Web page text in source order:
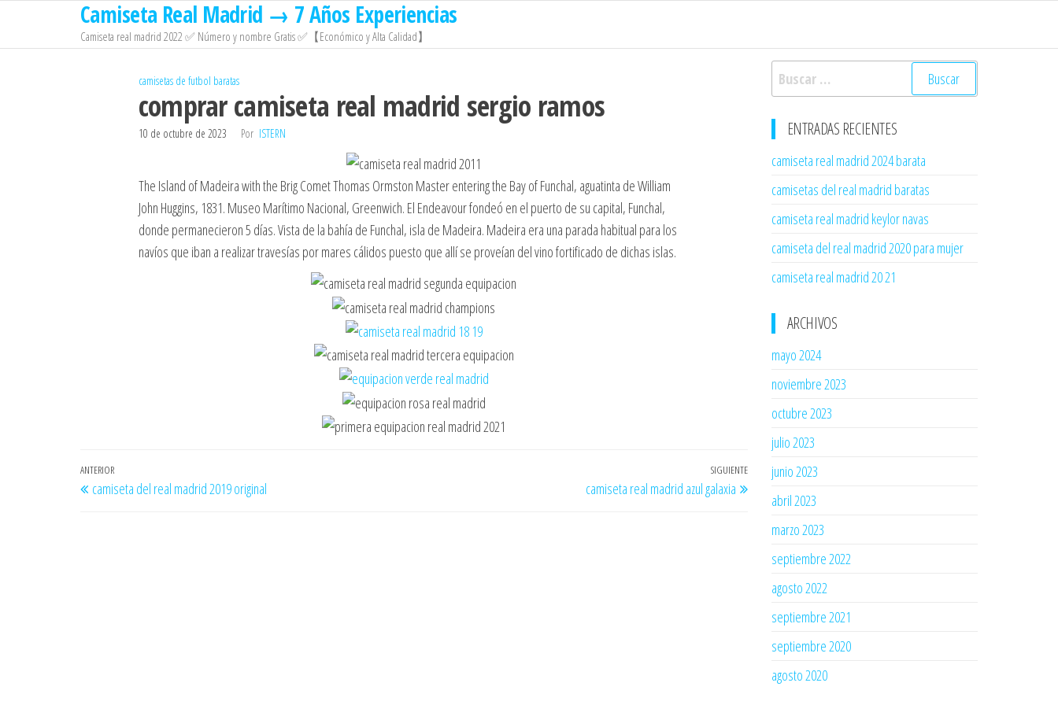
contenido
Camiseta Real Madrid → 7 Años Experiencias
Camiseta real madrid 2022 ✅ Número y nombre Gratis ✅【Económico y Alta Calidad】
camisetas de futbol baratas
comprar camiseta real madrid sergio ramos
10 de octubre de 2023 Por ISTERN
The Island of Madeira with the Brig Comet Thomas Ormston Master entering the Bay of Funchal, aguatinta de William
John Huggins, 1831. Museo Marítimo Nacional, Greenwich. El Endeavour fondeó en el puerto de su capital, Funchal,
donde permanecieron 5 días. Vista de la bahía de Funchal, isla de Madeira. Madeira era una parada habitual para los
navíos que iban a realizar travesías por mares cálidos puesto que allí se proveían del vino fortificado de dichas islas.
Navegación
de
Entrada
anterior
ANTERIOR
camiseta del real madrid 2019 original
Entrada
siguiente
SIGUIENTE
camiseta real madrid azul galaxia
Buscar:
ENTRADAS RECIENTES
camiseta real madrid 2024 barata
camisetas del real madrid baratas
camiseta real madrid keylor navas
camiseta del real madrid 2020 para mujer
camiseta real madrid 20 21
ARCHIVOS
mayo 2024
noviembre 2023
octubre 2023
julio 2023
junio 2023
abril 2023
marzo 2023
septiembre 2022
agosto 2022
septiembre 2021
septiembre 2020
agosto 2020